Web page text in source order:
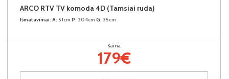
ARCO RTV TV komoda 4D (Tamsiai ruda)
Išmatavimai: A: 51cm P: 204cm G: 35cm
Kaina:
179€